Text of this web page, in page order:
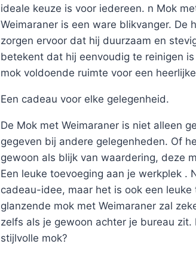
ideale keuze is voor iedereen. n Mok
Weimaraner is een ware blikvanger.
zorgen ervoor dat hij duurzaam en
betekent dat hij eenvoudig te reinigen
mok voldoende ruimte voor een
Een cadeau voor elke gelegenheid.
De Mok met Weimaraner is niet alleen
gegeven bij andere gelegenheden. Of
gewoon als blijk van waardering, deze
Een leuke toevoeging aan je werkplek .
cadeau-idee, maar het is ook een
glanzende mok met Weimaraner zal
zelfs als je gewoon achter je bureau
stijlvolle mok?